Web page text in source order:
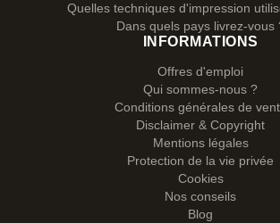
Quelles techniques d'impression
Dans quels pays livrez-vous
INFORMATIONS
Offres d'emploi
Qui sommes-nous ?
Conditions générales de
Disclaimer & Copyright
Mentions légales
Protection de la vie privée
Cookies
Nos conseils
Blog